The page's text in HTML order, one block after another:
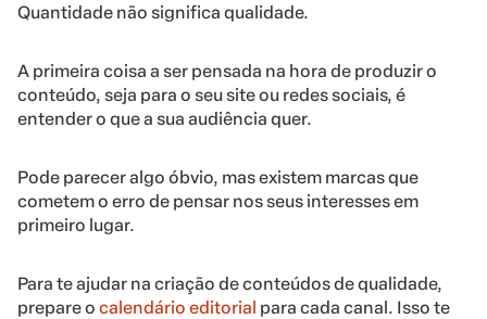
Quantidade não significa qualidade.
A primeira coisa a ser pensada na hora de produzir o
conteúdo, seja para o seu site ou redes sociais, é
entender o que a sua audiência quer.
Pode parecer algo óbvio, mas existem marcas que
cometem o erro de pensar nos seus interesses em
primeiro lugar.
Para te ajudar na criação de conteúdos de qualidade,
prepare o calendário editorial para cada canal. Isso te